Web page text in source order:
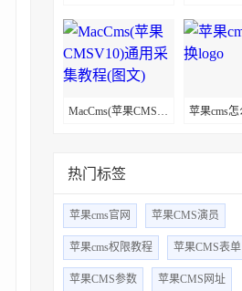
MacCms(苹果CMSV10)通用采集教程(图文)
热门标签
苹果cms官网 苹果CMS演员
苹果cms权限教程 苹果CMS表单
苹果CMS参数 苹果CMS网址